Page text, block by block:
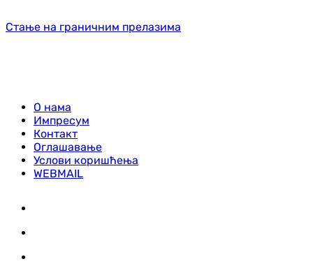
Стање на граничним прелазима
О нама
Импресум
Контакт
Оглашавање
Услови коришћења
WEBMAIL